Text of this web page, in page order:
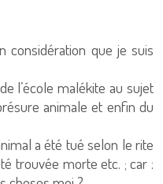
considération que je suis
l’école malékite au sujet
animale et enfin du
a été tué selon le rite
trouvée morte etc. ; car :